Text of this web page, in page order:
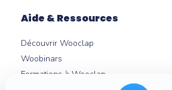
Aide & Ressources
Découvrir Wooclap
Woobinars
Formations à Wooclap